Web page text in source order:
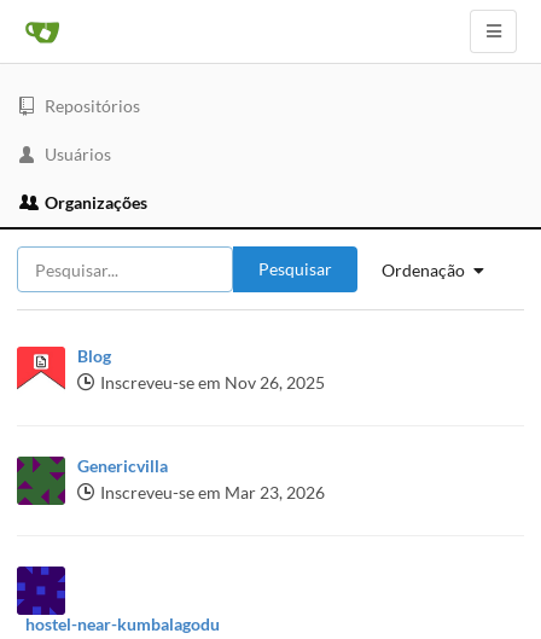
Repositórios
Usuários
Organizações
Ordenação
Pesquisar
Blog
Inscreveu-se em Nov 26, 2025
Genericvilla
Inscreveu-se em Mar 23, 2026
hostel-near-kumbalagodu